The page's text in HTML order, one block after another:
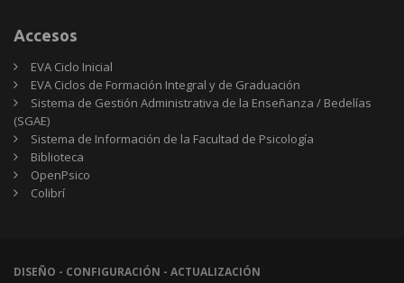
Accesos
EVA Ciclo Inicial
EVA Ciclos de Formación Integral y de Graduación
Sistema de Gestión Administrativa de la Enseñanza / Bedelías
(SGAE)
Sistema de Información de la Facultad de Psicología
Biblioteca
OpenPsico
Colibrí
DISEÑO - CONFIGURACIÓN - ACTUALIZACIÓN